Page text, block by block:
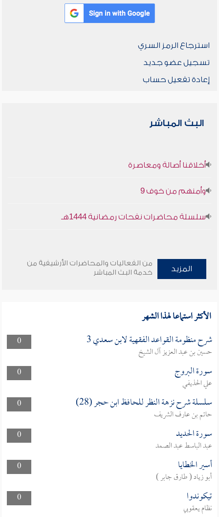
استرجاع الرمز السري
تسجيل عضو جديد
إعادة تفعيل حساب
البث المباشر
أخلاقنا أصالة ومعاصرة
وأمنهم من خوف 9
سلسلة محاضرات نفحات رمضانية 1444هـ
المزيد
من الفعاليات والمحاضرات الأرشيفية من
خدمة البث المباشر
الأكثر استماعا لهذا الشهر
0 شرح منظومة القواعد الفقهية لابن سعدي 3
حسين بن عبد العزيز آل الشيخ
0
سورة البروج
علي الحذيفي
0
سلسلة شرح نزهة النظر للحافظ ابن حجر (28)
حاتم بن عارف الشريف
0
سورة الحديد
عبد الباسط عبد الصمد
0
أسير الخطايا
أبو زياد ( طارق جابر )
0
تيكوندوا
نظام يعقوبي